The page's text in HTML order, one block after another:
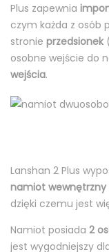
Plus zapewnia
czym każda z osób
stronie przedsionek
osobne wejście do
wejścia.
Lanshan 2 Plus
namiot wewnętrzny
dzięki czemu jest
Namiot posiada 2
jest wygodniejszy